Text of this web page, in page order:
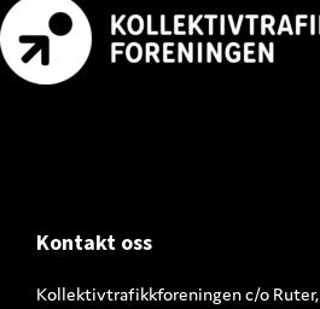
Footer
Kontakt oss
Kollektivtrafikkforeningen c/o Ruter,